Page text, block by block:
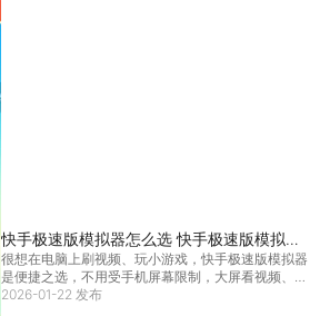
快手极速版模拟器怎么选 快手极速版模拟器
推荐
很想在电脑上刷视频、玩小游戏，快手极速版模拟器
是便捷之选，不用受手机屏幕限制，大屏看视频、玩
游戏更过瘾。小编今天就来给大家推荐一个好用的快
2026-01-22 发布